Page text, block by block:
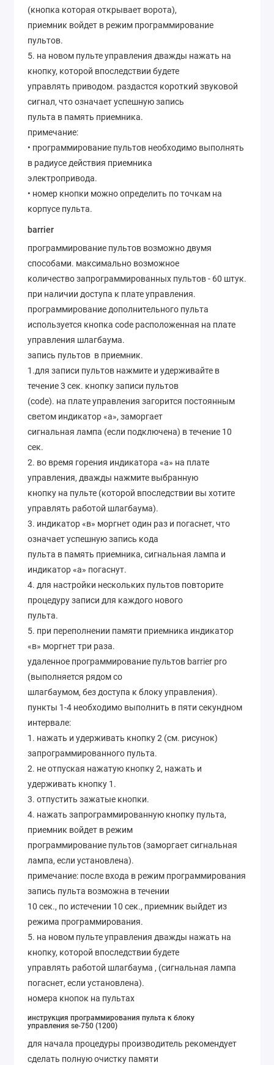
(кнопка которая открывает ворота),
приемник войдет в режим программирование
пультов.
5. на новом пульте управления дважды нажать на
кнопку, которой впоследствии будете
управлять приводом. раздастся короткий звуковой
сигнал, что означает успешную запись
пульта в память приемника.
примечание:
• программирование пультов необходимо выполнять
в радиусе действия приемника
электропривода.
• номер кнопки можно определить по точкам на
корпусе пульта.
barrier
программирование пультов возможно двумя
способами. максимально возможное
количество запрограммированных пультов - 60 штук.
при наличии доступа к плате управления.
программирование дополнительного пульта
используется кнопка code расположенная на плате
управления шлагбаума.
запись пультов в приемник.
1.для записи пультов нажмите и удерживайте в
течение 3 сек. кнопку записи пультов
(code). на плате управления загорится постоянным
светом индикатор «а», заморгает
сигнальная лампа (если подключена) в течение 10
сек.
2. во время горения индикатора «а» на плате
управления, дважды нажмите выбранную
кнопку на пульте (которой впоследствии вы хотите
управлять работой шлагбаума).
3. индикатор «в» моргнет один раз и погаснет, что
означает успешную запись кода
пульта в память приемника, сигнальная лампа и
индикатор «а» погаснут.
4. для настройки нескольких пультов повторите
процедуру записи для каждого нового
пульта.
5. при переполнении памяти приемника индикатор
«в» моргнет три раза.
удаленное программирование пультов barrier pro
(выполняется рядом со
шлагбаумом, без доступа к блоку управления).
пункты 1-4 необходимо выполнить в пяти секундном
интервале:
1. нажать и удерживать кнопку 2 (см. рисунок)
запрограммированного пульта.
2. не отпуская нажатую кнопку 2, нажать и
удерживать кнопку 1.
3. отпустить зажатые кнопки.
4. нажать запрограммированную кнопку пульта,
приемник войдет в режим
программирование пультов (заморгает сигнальная
лампа, если установлена).
примечание: после входа в режим программирования
запись пульта возможна в течении
10 сек., по истечении 10 сек., приемник выйдет из
режима программирования.
5. на новом пульте управления дважды нажать на
кнопку, которой впоследствии будете
управлять работой шлагбаума , (сигнальная лампа
погаснет, если установлена).
номера кнопок на пультах
инструкция программирования пульта к блоку
управления se-750 (1200)
для начала процедуры производитель рекомендует
сделать полную очистку памяти